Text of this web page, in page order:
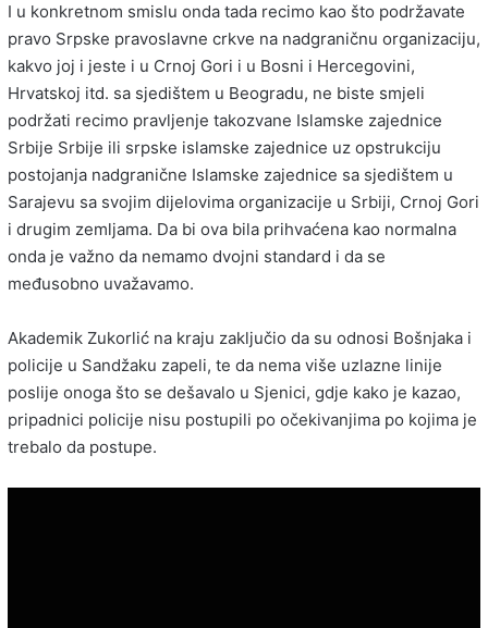
I u konkretnom smislu onda tada recimo kao što podržavate
pravo Srpske pravoslavne crkve na nadgraničnu organizaciju,
kakvo joj i jeste i u Crnoj Gori i u Bosni i Hercegovini,
Hrvatskoj itd. sa sjedištem u Beogradu, ne biste smjeli
podržati recimo pravljenje takozvane Islamske zajednice
Srbije Srbije ili srpske islamske zajednice uz opstrukciju
postojanja nadgranične Islamske zajednice sa sjedištem u
Sarajevu sa svojim dijelovima organizacije u Srbiji, Crnoj Gori
i drugim zemljama. Da bi ova bila prihvaćena kao normalna
onda je važno da nemamo dvojni standard i da se
međusobno uvažavamo.
Akademik Zukorlić na kraju zaključio da su odnosi Bošnjaka i
policije u Sandžaku zapeli, te da nema više uzlazne linije
poslije onoga što se dešavalo u Sjenici, gdje kako je kazao,
pripadnici policije nisu postupili po očekivanjima po kojima je
trebalo da postupe.